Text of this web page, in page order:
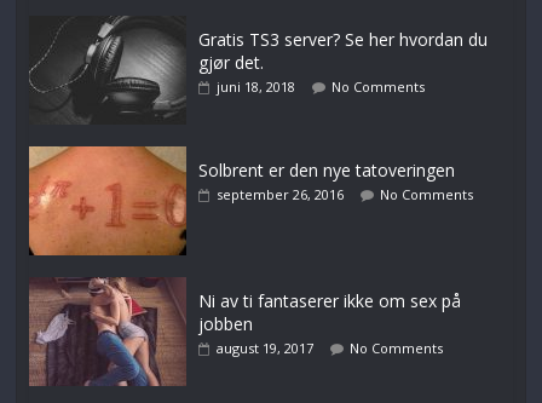
Gratis TS3 server? Se her hvordan du
gjør det.
juni 18, 2018 No Comments
Solbrent er den nye tatoveringen
september 26, 2016 No Comments
Ni av ti fantaserer ikke om sex på
jobben
august 19, 2017 No Comments